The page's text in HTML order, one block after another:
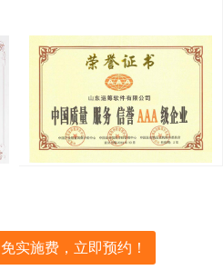
实施费，立即预约！